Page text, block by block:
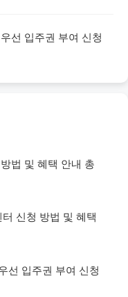
선 입주권 부여 신청
법 및 혜택 안내 총
신청 방법 및 혜택
선 입주권 부여 신청